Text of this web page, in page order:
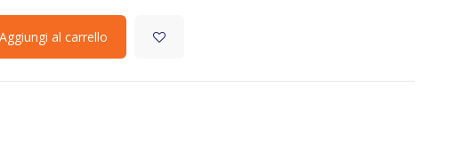
Aggiungi al carrello